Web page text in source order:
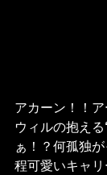
アカーン！！
ウィルの抱える
ぁ！？何孤独
程可愛いキャ